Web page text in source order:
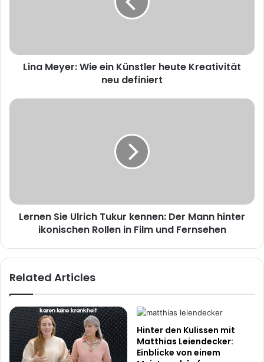
definiert
Lina Meyer: Wie ein Künstler heute Kreativität
neu definiert
Lernen
ikonischen
Rollen
Lernen Sie Ulrich Tukur kennen: Der Mann hinter
ikonischen Rollen in Film und Fernsehen
Related Articles
Hinter den Kulissen mit
Matthias Leiendecker:
Einblicke von einem